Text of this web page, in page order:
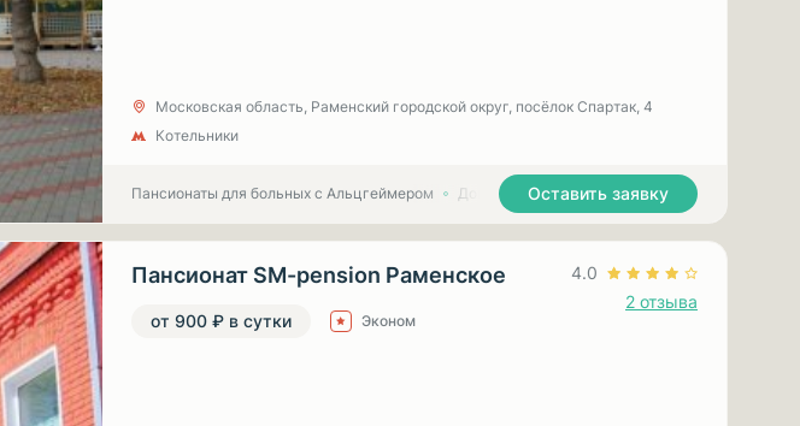
Московская область, Раменский городской округ, посёлок Спартак, 4
Котельники
Пансионаты для больных с Альцгеймером Дома престарелых для больных с Паркинсоном
Оставить заявку
Пансионат SM-pension Раменское
4.0
2 отзыва
от 900 ₽ в сутки
Эконом